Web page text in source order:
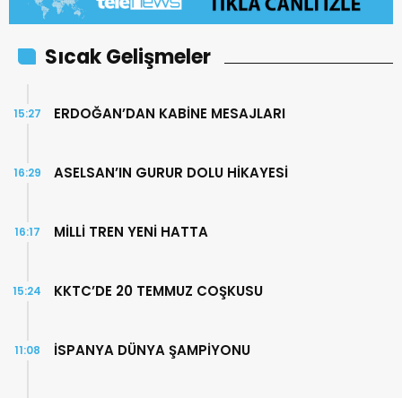
Sıcak Gelişmeler
ERDOĞAN’DAN KABİNE MESAJLARI
15:27
ASELSAN’IN GURUR DOLU HİKAYESİ
16:29
MİLLİ TREN YENİ HATTA
16:17
KKTC’DE 20 TEMMUZ COŞKUSU
15:24
İSPANYA DÜNYA ŞAMPİYONU
11:08